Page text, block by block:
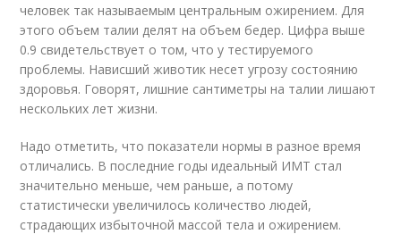
человек так называемым центральным ожирением. Для
этого объем талии делят на объем бедер. Цифра выше
0.9 свидетельствует о том, что у тестируемого
проблемы. Нависший животик несет угрозу состоянию
здоровья. Говорят, лишние сантиметры на талии лишают
нескольких лет жизни.
Надо отметить, что показатели нормы в разное время
отличались. В последние годы идеальный ИМТ стал
значительно меньше, чем раньше, а потому
статистически увеличилось количество людей,
страдающих избыточной массой тела и ожирением.